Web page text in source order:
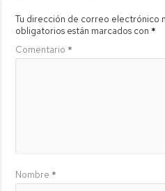
Tu dirección de correo electrónico
obligatorios están marcados con *
Comentario *
Nombre *